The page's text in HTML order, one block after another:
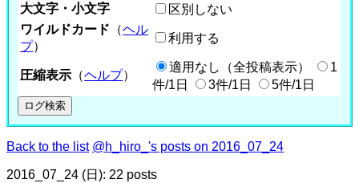
大文字・小文字
区別しない
ワイルドカード （ヘル
プ）
利用する
圧縮表示 （ヘルプ）
適用なし（全投稿表示）
1
件/1日
3件/1日 5件/1日
Back to the list @h_hiro_'s posts on 2016_07_24
2016_07_24 (日): 22 posts